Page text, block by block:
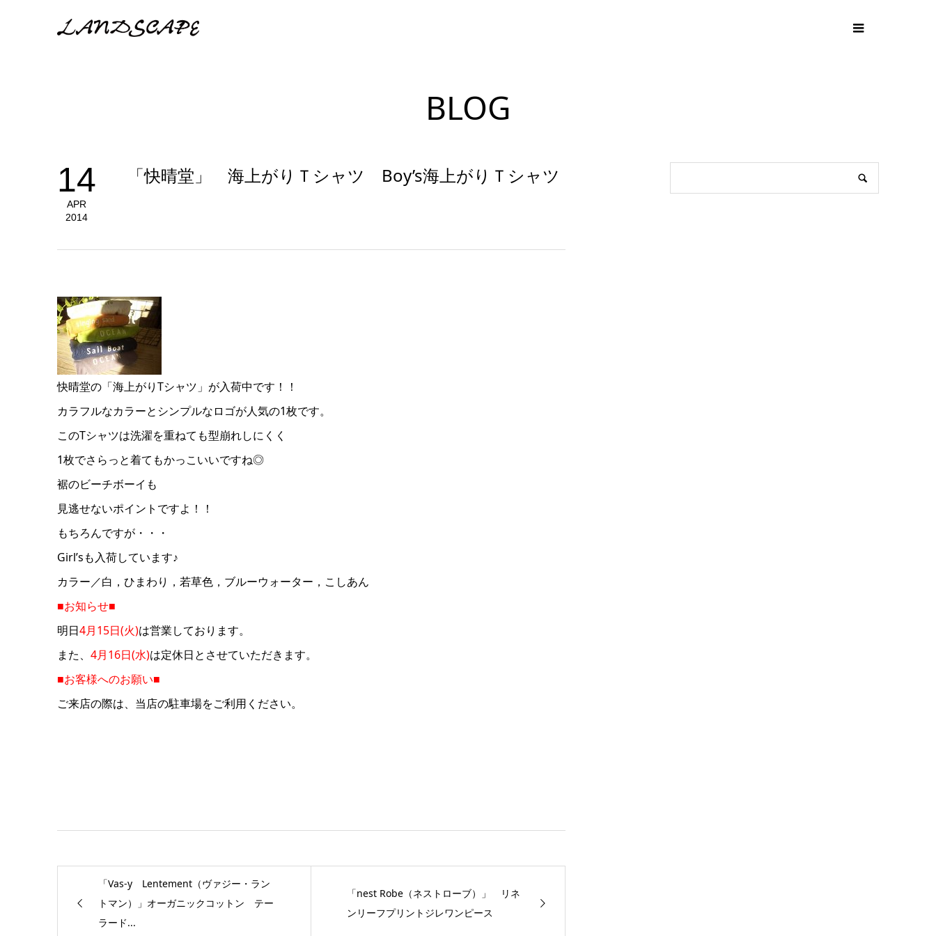
BLOG
14
APR
2014
「快晴堂」 海上がりＴシャツ Boy’s海上がりＴシャツ
快晴堂の「海上がりTシャツ」が入荷中です！！
カラフルなカラーとシンプルなロゴが人気の1枚です。
このTシャツは洗濯を重ねても型崩れしにくく
1枚でさらっと着てもかっこいいですね◎
裾のビーチボーイも
見逃せないポイントですよ！！
もちろんですが・・・
Girl’sも入荷しています♪
カラー／白，ひまわり，若草色，ブルーウォーター，こしあん
■お知らせ■
明日4月15日(火)は営業しております。
また、 4月16日(水)は定休日とさせていただきます。
■お客様へのお願い■
ご来店の際は、当店の駐車場をご利用ください。
「Vas-y Lentement（ヴァジー・ラン
トマン）」オーガニックコットン テー
ラード...
「nest Robe（ネストローブ）」 リネ
ンリーフプリントジレワンピース